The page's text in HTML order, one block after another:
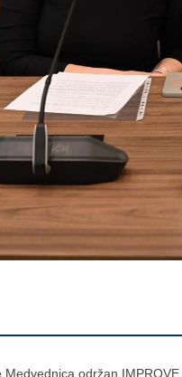
Medvednica održan IMPROVE